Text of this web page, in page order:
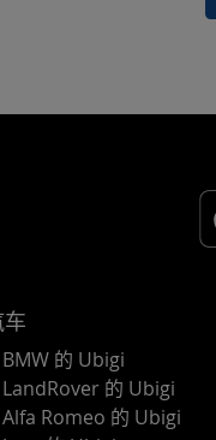
的 Ubigi
的 Ubigi
Romeo 的 Ubigi